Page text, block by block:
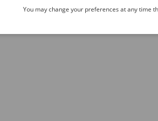
You may change your preferences at any time